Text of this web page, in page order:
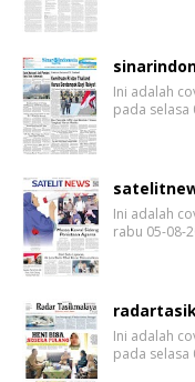
Ini adalah
pada selasa
Ini adalah
rabu 05-08-
Ini adalah
pada selasa